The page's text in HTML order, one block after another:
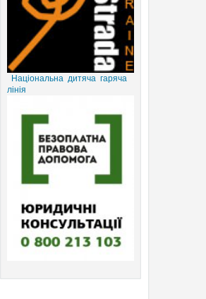
Національна дитяча гаряча
лінія